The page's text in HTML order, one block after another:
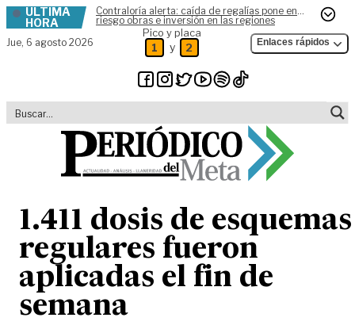
Skip to content
ÚLTIMA
HORA
Contraloría alerta: caída de regalías pone en
riesgo obras e inversión en las regiones
Jue, 6 agosto 2026
Pico y placa
1 y 2 Enlaces rápidos
1.411 dosis de esquemas
regulares fueron
aplicadas el fin de
semana